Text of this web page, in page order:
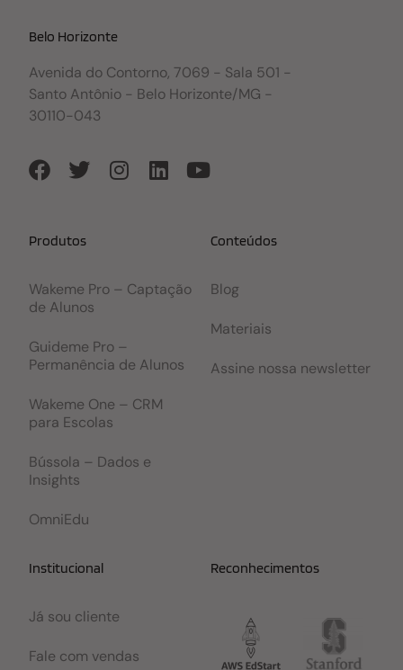
Belo Horizonte
Avenida do Contorno, 7069 - Sala 501 -
Santo Antônio - Belo Horizonte/MG -
30110-043
Produtos
Wakeme Pro – Captação
de Alunos
Guideme Pro –
Permanência de Alunos
Wakeme One – CRM
para Escolas
Bússola – Dados e
Insights
OmniEdu
Conteúdos
Blog
Materiais
Assine nossa newsletter
Institucional
Já sou cliente
Fale com vendas
Reconhecimentos